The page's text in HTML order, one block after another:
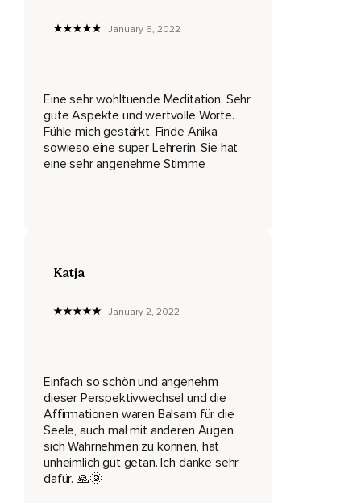
Schaust du nun auf dich selbst.
Du siehst dich durch die Augen dieser Person,
Mit Liebe und Güte,
Du schaust in deine wunderschönen Augen,
Du siehst dein liebevolles Gesicht,
Deine Arme und Hände,
Deinen Oberkörper und deine Beine.
Du siehst dich selbst mit all den Details,
Die dich so einzigartig und liebenswert machen,
January 6, 2022
Eine sehr wohltuende Meditation. Sehr
gute Aspekte und wertvolle Worte.
Fühle mich gestärkt. Finde Anika
sowieso eine super Lehrerin. Sie hat
eine sehr angenehme Stimme
Katja
January 2, 2022
Einfach so schön und angenehm
dieser Perspektivwechsel und die
Affirmationen waren Balsam für die
Seele, auch mal mit anderen Augen
sich Wahrnehmen zu können, hat
unheimlich gut getan. Ich danke sehr
dafür. 🙏🌞